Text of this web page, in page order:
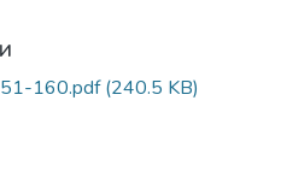
160.pdf(240.5 KB)